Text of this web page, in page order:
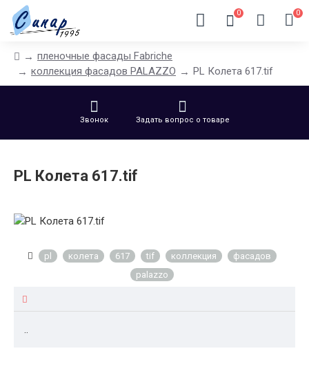
0 0
пленочные фасады Fabriche
коллекция фасадов PALAZZO
PL Колета 617.tif
Звонок Задать вопрос о товаре
PL Колета 617.tif
pl колета 617 tif коллекция
фасадов
palazzo
..